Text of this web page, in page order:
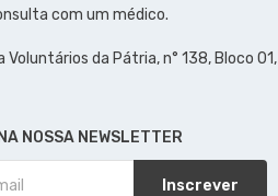
com um médico.
Voluntários da Pátria, n° 138, Bloco
NOSSA NEWSLETTER
Inscrever